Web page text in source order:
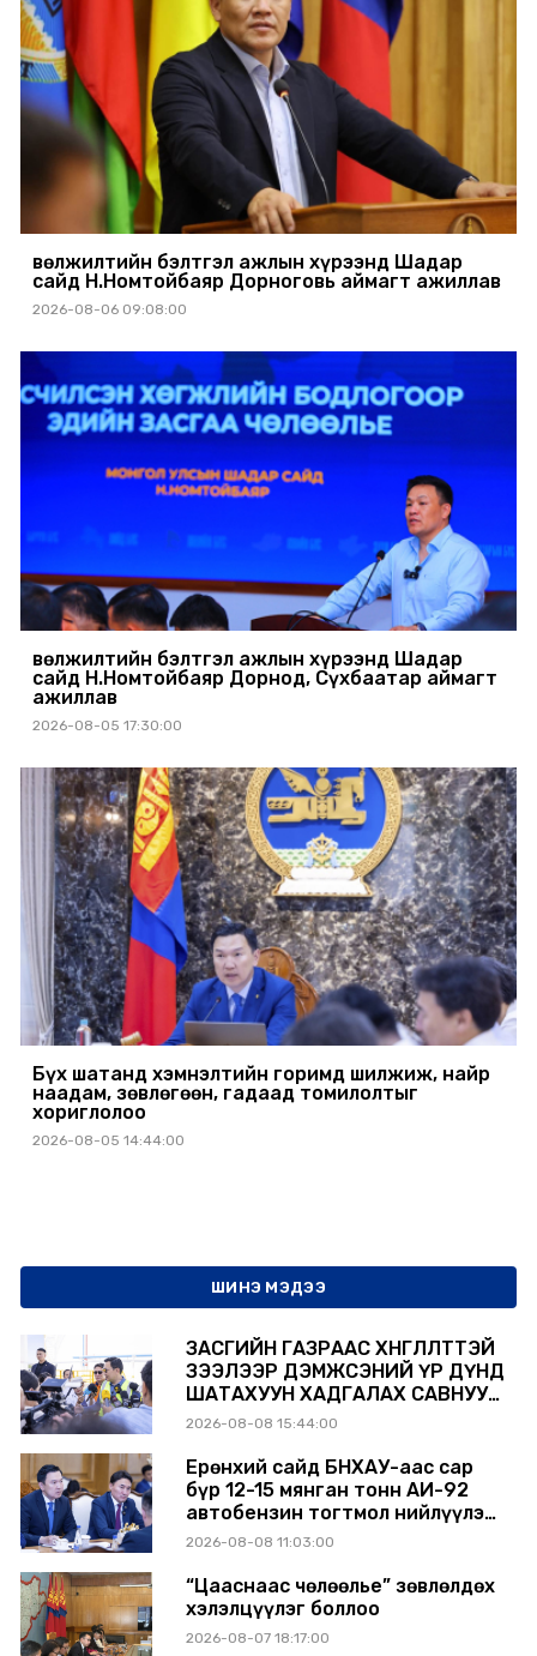
Өвөлжилтийн бэлтгэл ажлын хүрээнд Шадар
сайд Н.Номтойбаяр Дорноговь аймагт ажиллав
2026-08-06 09:08:00
Өвөлжилтийн бэлтгэл ажлын хүрээнд Шадар
сайд Н.Номтойбаяр Дорнод, Сүхбаатар аймагт
ажиллав
2026-08-05 17:30:00
Бүх шатанд хэмнэлтийн горимд шилжиж, найр
наадам, зөвлөгөөн, гадаад томилолтыг
хориглолоо
2026-08-05 14:44:00
ШИНЭ МЭДЭЭ
ЗАСГИЙН ГАЗРААС ХӨНГӨЛӨЛТТЭЙ
ЗЭЭЛЭЭР ДЭМЖСЭНИЙ ҮР ДҮНД
ШАТАХУУН ХАДГАЛАХ САВНУУД
ЭХНЭЭСЭЭ АШИГЛАЛТАД ОРЖ
2026-08-08 15:44:00
Ерөнхий сайд БНХАУ-аас сар
бүр 12-15 мянган тонн АИ-92
автобензин тогтмол нийлүүлэх
хүсэлт тавилаа
2026-08-08 11:03:00
“Цааснаас чөлөөлье” зөвлөлдөх
хэлэлцүүлэг боллоо
2026-08-07 18:17:00